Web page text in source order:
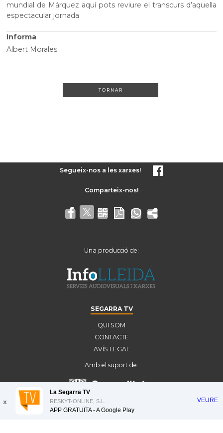
mundial de Márquez aquí pots reviure el transcurs d’aquella
espectacular jornada
Informa
Albert Morales
TORNAR
Segueix-nos a les xarxes!
Una producció de:
SEGARRA TV
QUI SOM
CONTACTE
AVÍS LEGAL
Amb el suport de:
x
La Segarra TV
RESKYT-ONLINE, S.L.
APP GRATUÏTA - AGoogle Play
VEURE